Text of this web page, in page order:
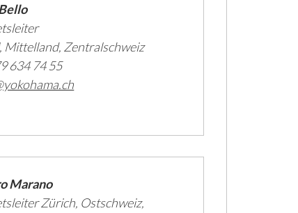
Mittelland, Zentralschweiz
634 74 55
Marano
Zürich, Ostschweiz,